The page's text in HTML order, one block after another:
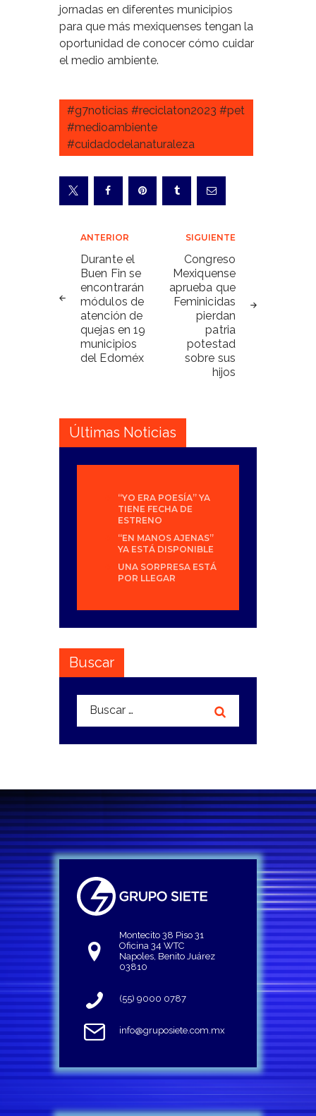
jornadas en diferentes municipios
para que más mexiquenses tengan la
oportunidad de conocer cómo cuidar
el medio ambiente.
#g7noticias #reciclaton2023 #pet
#medioambiente
#cuidadodelanaturaleza
Navegación
de
entradas
ANTERIOR
Durante el
Buen Fin se
encontrarán
módulos de
atención de
quejas en 19
municipios
del Edoméx
SIGUIENTE
Congreso
Mexiquense
aprueba que
Feminicidas
pierdan
patria
potestad
sobre sus
hijos
Últimas Noticias
“YO ERA POESÍA” YA
TIENE FECHA DE
ESTRENO
“EN MANOS AJENAS”
YA ESTÁ DISPONIBLE
UNA SORPRESA ESTÁ
POR LLEGAR
Buscar
Buscar:
Montecito 38 Piso 31
Oficina 34 WTC
Napoles, Benito Juárez
03810
(55) 9000 0787
info@gruposiete.com.mx